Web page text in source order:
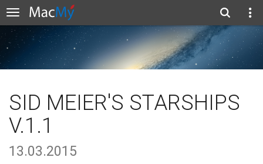
SID MEIER'S STARSHIPS
V.1.1
13.03.2015